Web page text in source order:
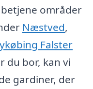
områder
Næstved,
Falster
du bor, kan vi
gardiner, der